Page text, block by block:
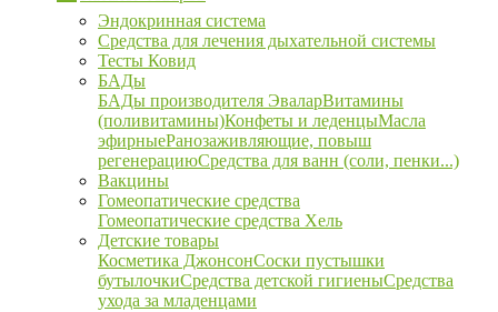
Эндокринная система
Средства для лечения дыхательной системы
Тесты Ковид
БАДы
БАДы производителя ЭваларВитамины
(поливитамины)Конфеты и леденцыМасла
эфирныеРанозаживляющие, повыш
регенерациюСредства для ванн (соли, пенки...)
Вакцины
Гомеопатические средства
Гомеопатические средства Хель
Детские товары
Косметика ДжонсонСоски пустышки
бутылочкиСредства детской гигиеныСредства
ухода за младенцами